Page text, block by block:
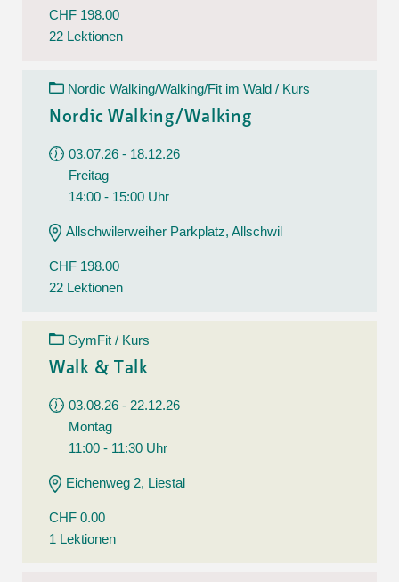
CHF 198.00
22 Lektionen
Nordic Walking/Walking/Fit im Wald / Kurs
Nordic Walking/Walking
03.07.26 - 18.12.26
Freitag
14:00 - 15:00 Uhr
Allschwilerweiher Parkplatz, Allschwil
CHF 198.00
22 Lektionen
GymFit / Kurs
Walk & Talk
03.08.26 - 22.12.26
Montag
11:00 - 11:30 Uhr
Eichenweg 2, Liestal
CHF 0.00
1 Lektionen